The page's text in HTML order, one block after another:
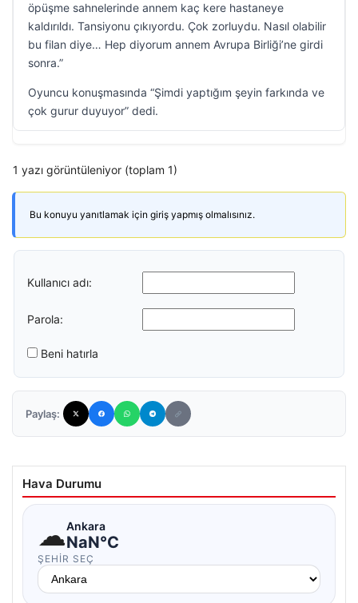
öpüşme sahnelerinde annem kaç kere hastaneye
kaldırıldı. Tansiyonu çıkıyordu. Çok zorluydu. Nasıl olabilir
bu filan diye… Hep diyorum annem Avrupa Birliği’ne girdi
sonra.”
Oyuncu konuşmasında “Şimdi yaptığım şeyin farkında ve
çok gurur duyuyor” dedi.
1 yazı görüntüleniyor (toplam 1)
Bu konuyu yanıtlamak için giriş yapmış olmalısınız.
Kullanıcı adı:
Parola:
Beni hatırla
Paylaş:
Hava Durumu
☁Ankara
NaN°C
ŞEHIR SEÇ